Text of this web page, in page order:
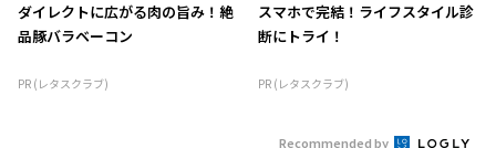
ダイレクトに広がる肉の旨み！絶
品豚バラベーコン
PR (レタスクラブ)
スマホで完結！ライフスタイル診
断にトライ！
PR (レタスクラブ)
Recommended by